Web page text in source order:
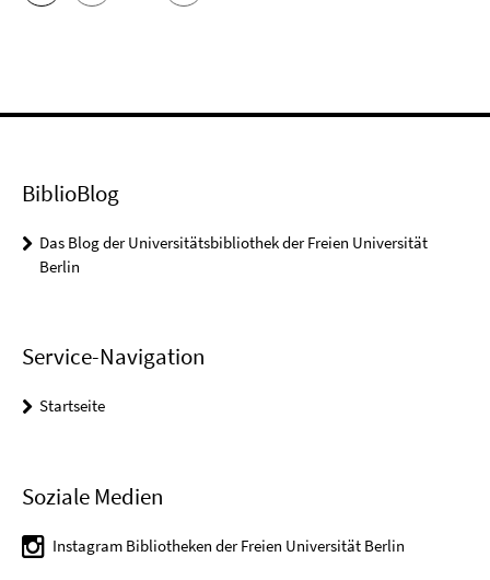
BiblioBlog
Das Blog der Universitätsbibliothek der Freien Universität
Berlin
Service-Navigation
Startseite
Soziale Medien
Instagram Bibliotheken der Freien Universität Berlin